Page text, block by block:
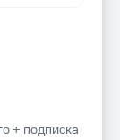
+ подписка